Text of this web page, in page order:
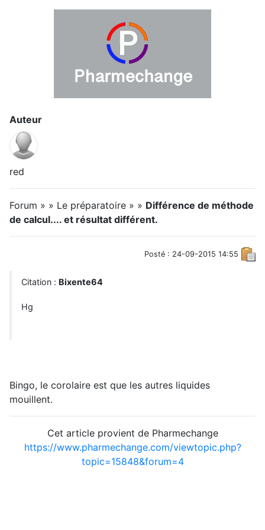
Auteur
red
Forum » » Le préparatoire » » Différence de méthode
de calcul.... et résultat différent.
Posté : 24-09-2015 14:55
Citation : Bixente64
Hg
Bingo, le corolaire est que les autres liquides
mouillent.
Cet article provient de Pharmechange
https://www.pharmechange.com/viewtopic.php?
topic=15848&forum=4